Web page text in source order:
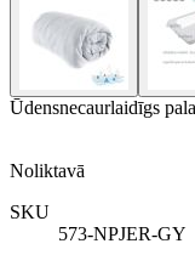
Ūdensnecaurlaidīgs
Noliktavā
SKU
573-NPJER-GY